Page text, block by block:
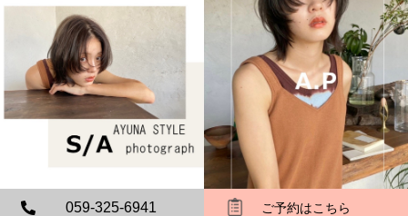
059-325-6941 ご予約はこちら